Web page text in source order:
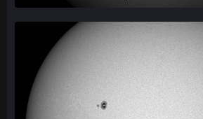
24. Juli 2026 um 20:42